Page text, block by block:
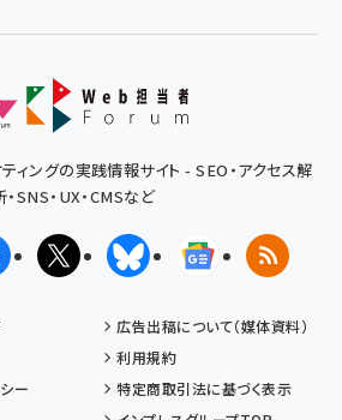
ィングの実践情報サイト - SEO・アクセス解
・SNS・UX・CMSなど
FacebookX(エックス)BlueskyGoogleニュ
RSS
広告出稿について（媒体資料）
利用規約
ー
特定商取引法に基づく表示